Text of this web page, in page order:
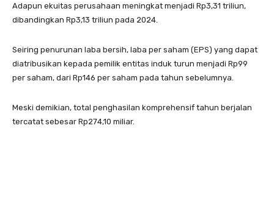
Adapun ekuitas perusahaan meningkat menjadi Rp3,31 triliun,
dibandingkan Rp3,13 triliun pada 2024.
Seiring penurunan laba bersih, laba per saham (EPS) yang dapat
diatribusikan kepada pemilik entitas induk turun menjadi Rp99
per saham, dari Rp146 per saham pada tahun sebelumnya.
Meski demikian, total penghasilan komprehensif tahun berjalan
tercatat sebesar Rp274,10 miliar.